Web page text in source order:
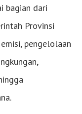
bagian dari
Provinsi
pengelolaan